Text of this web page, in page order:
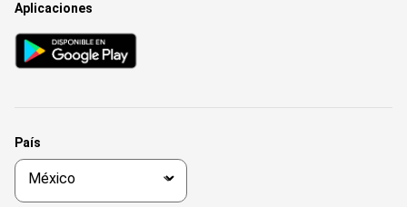
Aplicaciones
País